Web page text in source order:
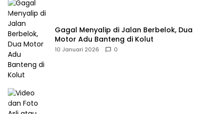
Gagal Menyalip di Jalan Berbelok, Dua
Motor Adu Banteng di Kolut
10 Januari 2026 0